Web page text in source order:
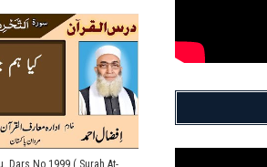
Dars No 1999 ( Surah At-